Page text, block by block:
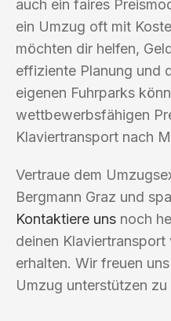
auch ein faires
ein Umzug oft mit
möchten dir helfen,
effiziente Planung und
eigenen Fuhrparks
wettbewerbsfähigen
Klaviertransport nach
Vertraue dem
Bergmann Graz und
Kontaktiere uns noch
deinen
erhalten. Wir freuen
Umzug unterstützen zu